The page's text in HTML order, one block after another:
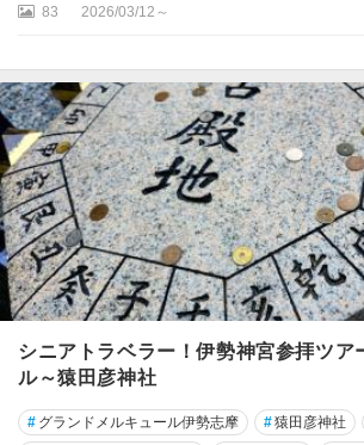
83 2026/03/12～
シニアトラベラー！伊勢神宮参拝ツ
ル～猿田彦神社
# グランドメルキュール伊勢志摩 #猿田彦神社